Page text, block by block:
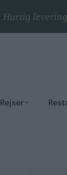
Rejser
Hurtig levering